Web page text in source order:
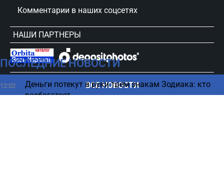
ПОСЛЕДНИЕ НОВОСТИ
12:02
Деньги потекут в руки трем знакам Зодиака: кто
разбогатеет
ВСЕ НОВОСТИ
Комментарии в наших соцсетях
НАШИ ПАРТНЕРЫ
сursorinfo.co.il © Все права защищены